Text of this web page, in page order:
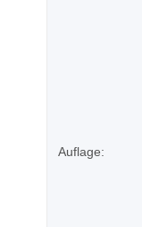
Auflage: